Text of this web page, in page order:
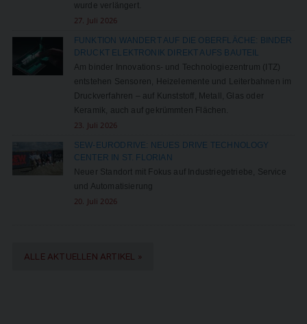
wurde verlängert.
27. Juli 2026
FUNKTION WANDERT AUF DIE OBERFLÄCHE: BINDER
DRUCKT ELEKTRONIK DIREKT AUFS BAUTEIL
Am binder Innovations- und Technologiezentrum (ITZ)
entstehen Sensoren, Heizelemente und Leiterbahnen im
Druckverfahren – auf Kunststoff, Metall, Glas oder
Keramik, auch auf gekrümmten Flächen.
23. Juli 2026
SEW-EURODRIVE: NEUES DRIVE TECHNOLOGY
CENTER IN ST. FLORIAN
Neuer Standort mit Fokus auf Industriegetriebe, Service
und Automatisierung
20. Juli 2026
ALLE AKTUELLEN ARTIKEL »